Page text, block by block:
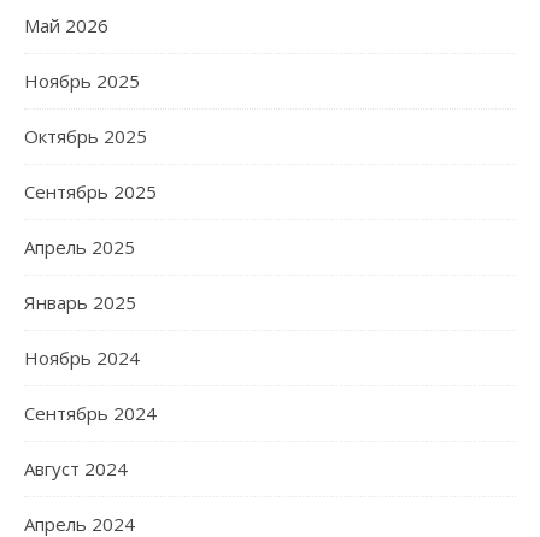
Май 2026
Ноябрь 2025
Октябрь 2025
Сентябрь 2025
Апрель 2025
Январь 2025
Ноябрь 2024
Сентябрь 2024
Август 2024
Апрель 2024